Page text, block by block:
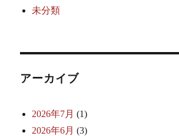
未分類
アーカイブ
2026年7月 (1)
2026年6月 (3)